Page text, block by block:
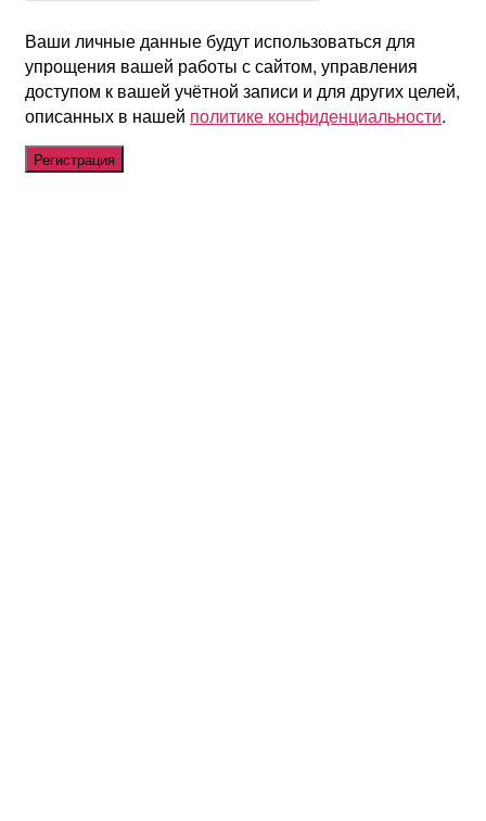
Ваши личные данные будут использоваться для
упрощения вашей работы с сайтом, управления
доступом к вашей учётной записи и для других целей,
описанных в нашей политике конфиденциальности.
Регистрация